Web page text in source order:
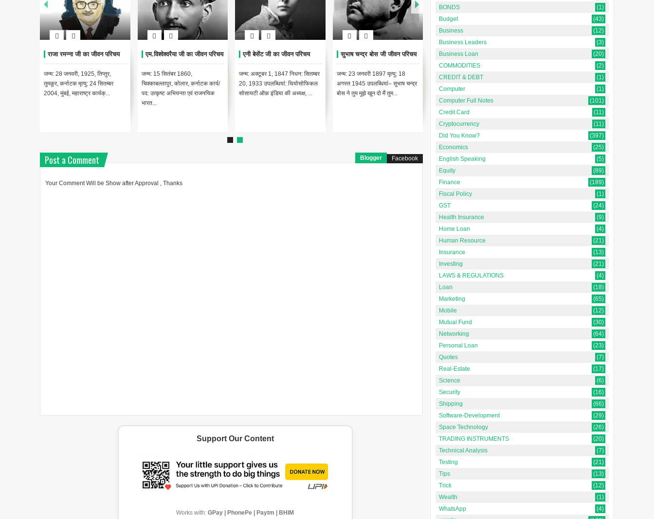
राजा रमन्ना जी का जीवन परिचय
जन्म: 28 जनवरी, 1925, तिप्तुर,
तुमकूर, कर्नाटक मृत्यु: 24 सितम्बर
2004, मुंबई, महाराष्ट्र कार्यक्...
एम.विश्वेश्वरैया जी का जीवन परिचय
जन्म: 15 सितंबर 1860,
चिक्काबल्लापुर, कोलार, कर्नाटक कार्य/
पद: उत्कृष्ट अभियन्ता एवं राजनयिक
भारत...
एनी बेसेंट जी का जीवन परिचय
जन्म: अक्टूबर 1, 1847 निधन: सितम्बर
20, 1933 उपलब्धियां: थियोसोफिकल
सोसायटी ऑफ़ इंडिया की अध्यक्ष, ...
सुभाष चन्द्र बोस जी जीवन परिचय
जन्म: 23 जनवरी 1897 मृत्यु: 18
अगस्त 1945 उपलब्धियां– सुभाष चन्द्र
बोस ने तुम मुझे खून दो मैं तुम...
Post a Comment Blogger Facebook
Your Comment Will be Show after Approval , Thanks
Support Our Content
Works with:GPay | PhonePe | Paytm | BHIM
BONDS
(1)
Budget
(43)
Business
(12)
Business Leaders
(3)
Business Loan
(20)
COMMODITIES
(2)
CREDIT & DEBT
(1)
Computer
(1)
Computer Full Notes
(101)
Credit Card
(11)
Cryptocurrency
(11)
Did You Know?
(397)
Economics
(25)
English Speaking
(5)
Equity
(89)
Finance
(189)
Fiscal Policy
(1)
GST
(24)
Health Insurance
(9)
Home Loan
(4)
Human Resource
(21)
Insurance
(13)
Investing
(21)
LAWS & REGULATIONS
(4)
Loan
(18)
Marketing
(65)
Mobile
(12)
Mutual Fund
(30)
Networking
(64)
Personal Loan
(23)
Quotes
(7)
Real-Estate
(17)
Science
(6)
Security
(16)
Shipping
(66)
Software-Development
(29)
Space Technology
(26)
TRADING INSTRUMENTS
(20)
Technical Analysis
(7)
Testing
(21)
Tips
(13)
Trick
(12)
Wealth
(1)
WhatsApp
(4)